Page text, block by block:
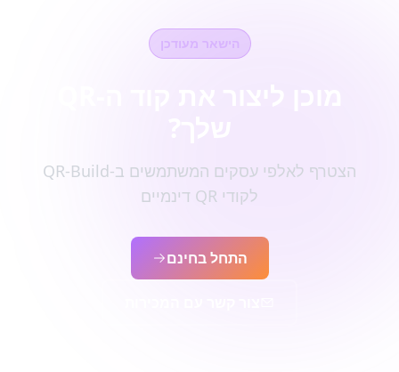
הישאר מעודכן
הצטרף לאלפי עסקים המשתמשים ב-QR-Build
לקודי QR דינמיים
התחל בחינם